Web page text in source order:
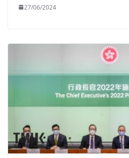
27/06/2024